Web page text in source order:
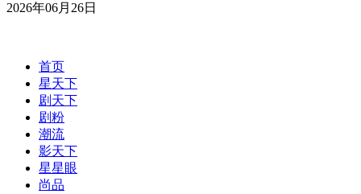
2026年06月26日
首页
星天下
剧天下
剧粉
潮流
影天下
星星眼
尚品